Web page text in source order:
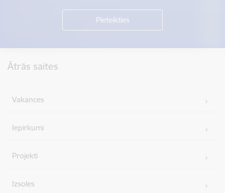
Ātrās saites
Vakances
Iepirkumi
Projekti
Izsoles